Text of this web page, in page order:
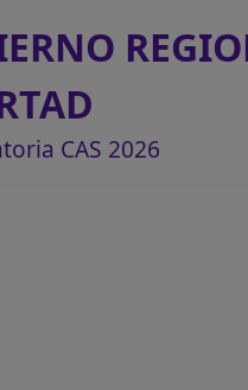
CAS 2026